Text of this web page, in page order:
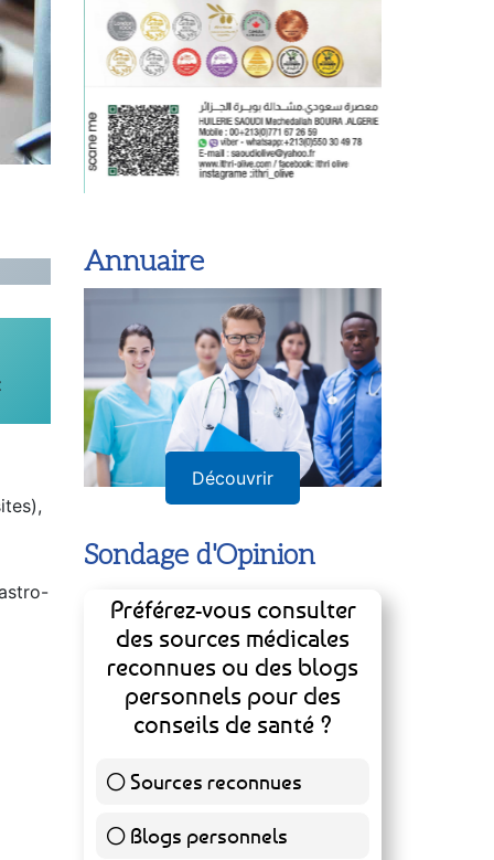
Annuaire
Découvrir
Sondage d'Opinion
Préférez-vous consulter
des sources médicales
reconnues ou des blogs
personnels pour des
conseils de santé ?
Sources reconnues
139 ( 73.16 % )
Blogs personnels51 ( 26.84 % )